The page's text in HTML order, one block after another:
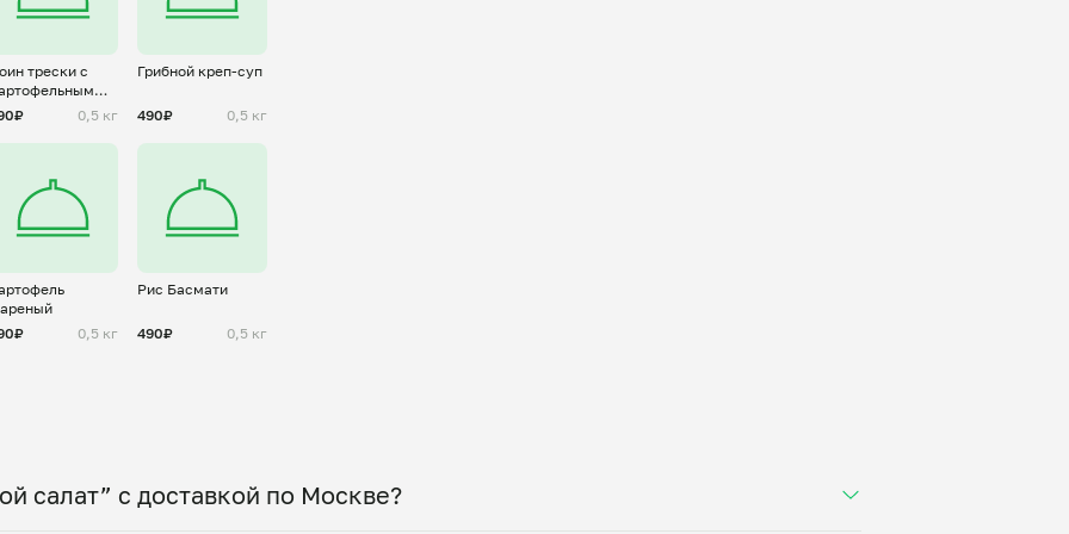
трески с
0,5 кг
Грибной креп-суп
490₽ 0,5 кг
0,5 кг
Рис Басмати
490₽ 0,5 кг
салат” с доставкой по Москве?